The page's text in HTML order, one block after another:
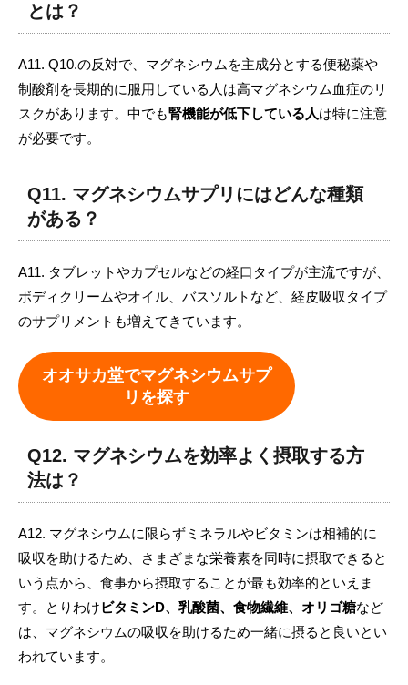
とは？
A11. Q10.の反対で、マグネシウムを主成分とする便秘薬や
制酸剤を長期的に服用している人は高マグネシウム血症のリ
スクがあります。中でも腎機能が低下している人は特に注意
が必要です。
Q11. マグネシウムサプリにはどんな種類
がある？
A11. タブレットやカプセルなどの経口タイプが主流ですが、
ボディクリームやオイル、バスソルトなど、経皮吸収タイプ
のサプリメントも増えてきています。
オオサカ堂でマグネシウムサプ
リを探す
Q12. マグネシウムを効率よく摂取する方
法は？
A12. マグネシウムに限らずミネラルやビタミンは相補的に
吸収を助けるため、さまざまな栄養素を同時に摂取できると
いう点から、食事から摂取することが最も効率的といえま
す。とりわけビタミンD、乳酸菌、食物繊維、オリゴ糖など
は、マグネシウムの吸収を助けるため一緒に摂ると良いとい
われています。